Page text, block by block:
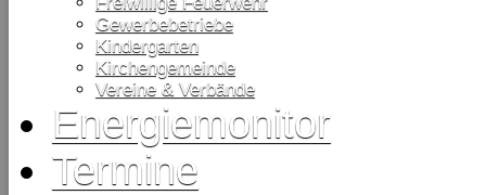
Gewerbebetriebe
Kindergarten
Kirchengemeinde
Vereine & Verbände
Energiemonitor
Termine